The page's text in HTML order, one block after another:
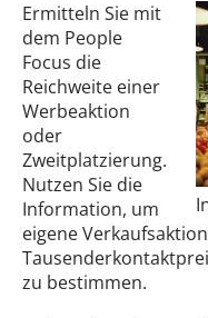
Ermitteln Sie mit
dem People
Focus die
Reichweite einer
Werbeaktion
oder
Zweitplatzierung.
Nutzen Sie die
Information, um
eigene
zu bestimmen.